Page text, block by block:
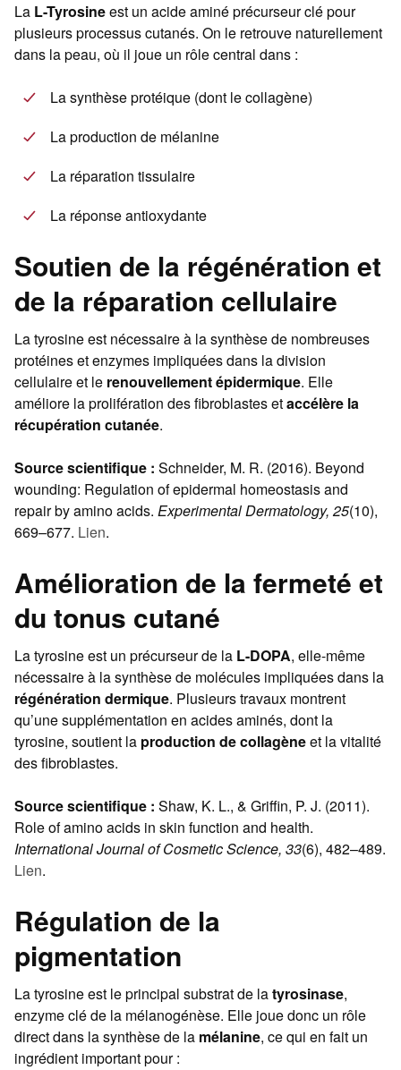
La L-Tyrosineest un acide aminé précurseur clé pour
plusieurs processus cutanés. On le retrouve naturellement
dans la peau, où il joue un rôle central dans :
La synthèse protéique (dont le collagène)
La production de mélanine
La réparation tissulaire
La réponse antioxydante
Soutien de la régénération et
de la réparation cellulaire
La tyrosine est nécessaire à la synthèse de nombreuses
protéines et enzymes impliquées dans la division
cellulaire et le renouvellement épidermique. Elle
améliore la prolifération des fibroblastes etaccélère la
récupération cutanée.
Source scientifique : Schneider, M. R. (2016). Beyond
wounding: Regulation of epidermal homeostasis and
repair by amino acids. Experimental Dermatology, 25(10),
669–677. Lien.
Amélioration de la fermeté et
du tonus cutané
La tyrosine est un précurseur de la L-DOPA, elle-même
nécessaire à la synthèse de molécules impliquées dans la
régénération dermique. Plusieurs travaux montrent
qu’une supplémentation en acides aminés, dont la
tyrosine, soutient la production de collagèneet la vitalité
des fibroblastes.
Source scientifique : Shaw, K. L., & Griffin, P. J. (2011).
Role of amino acids in skin function and health.
International Journal of Cosmetic Science, 33(6), 482–489.
Lien.
Régulation de la
pigmentation
La tyrosine est le principal substrat de latyrosinase,
enzyme clé de la mélanogénèse. Elle joue donc un rôle
direct dans la synthèse de la mélanine, ce qui en fait un
ingrédient important pour :